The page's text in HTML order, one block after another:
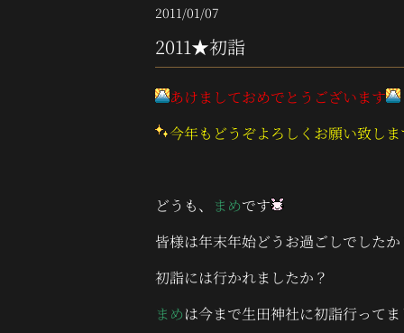
2011/01/07
2011★初詣
あけましておめでとうございます
今年もどうぞよろしくお願い致しま
どうも、 まめです
皆様は年末年始どうお過ごしでしたか
初詣には行かれましたか？
まめは今まで生田神社に初詣行ってま